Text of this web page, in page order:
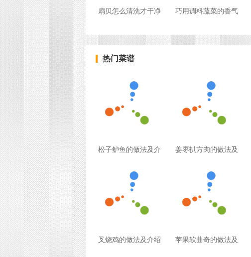
扇贝怎么清洗才干净 巧用调料蔬菜的香气
热门菜谱
松子鲈鱼的做法及介 姜枣扒方肉的做法及
叉烧鸡的做法及介绍 苹果软曲奇的做法及